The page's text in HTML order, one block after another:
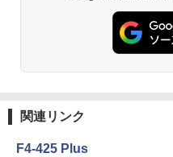
関連リンク
F4-425 Plus